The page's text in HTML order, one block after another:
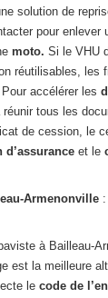
solution de
pour enlever
moto. Si le VHU
réutilisables, les
accélérer les
réunir tous les
de cession, le
d’assurance et le
Armenonville
à Bailleau-
est la meilleure
le code de